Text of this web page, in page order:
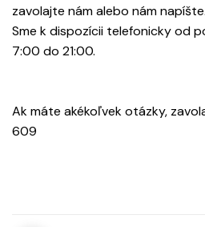
zavolajte nám alebo nám napíšte.
Sme k dispozícii telefonicky od
7:00 do 21:00.
Ak máte akékoľvek otázky,
609